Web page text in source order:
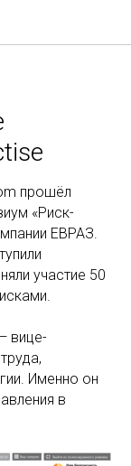
прошёл
«Риск-
ЕВРАЗ.
участие 50
вице-
Именно он
в